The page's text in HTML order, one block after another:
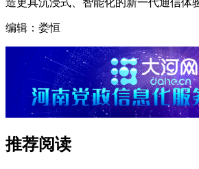
造更具沉浸式、智能化的新一代通信体
编辑：娄恒
推荐阅读